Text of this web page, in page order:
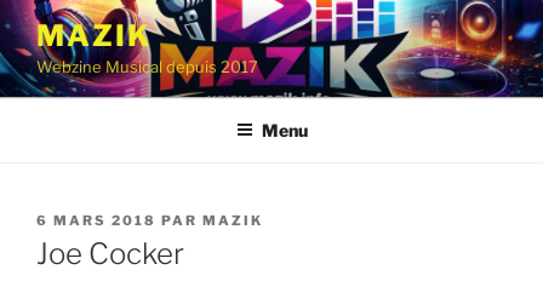
Aller
contenu
principal
MAZIK
Webzine Musical depuis 2017
Menu
PUBLIÉ
LE
6 MARS 2018 PAR MAZIK
Joe Cocker